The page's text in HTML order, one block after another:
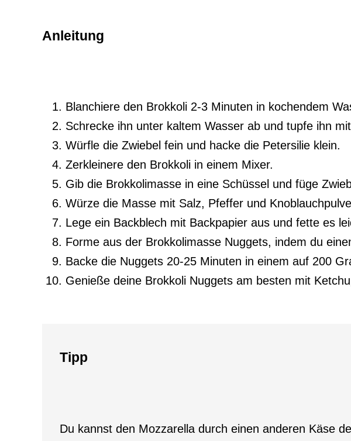
Anleitung
Blanchiere den Brokkoli 2-3 Minuten in kochendem
Schrecke ihn unter kaltem Wasser ab und tupfe ihn
Würfle die Zwiebel fein und hacke die Petersilie klein.
Zerkleinere den Brokkoli in einem Mixer.
Gib die Brokkolimasse in eine Schüssel und füge
Würze die Masse mit Salz, Pfeffer und
Lege ein Backblech mit Backpapier aus und fette es
Forme aus der Brokkolimasse Nuggets, indem du
Backe die Nuggets 20-25 Minuten in einem auf 200
Genieße deine Brokkoli Nuggets am besten mit
Tipp
Du kannst den Mozzarella durch einen anderen Käse